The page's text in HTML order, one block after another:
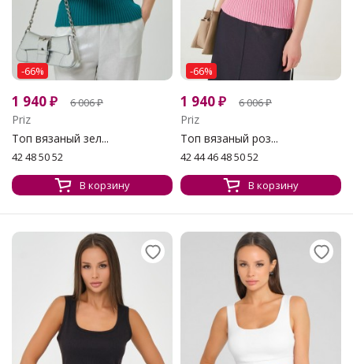
-66%
1 940₽ 6 006₽
Priz
Топ вязаный зел...
42 48 50 52
В корзину
-66%
1 940₽ 6 006₽
Priz
Топ вязаный роз...
42 44 46 48 50 52
В корзину